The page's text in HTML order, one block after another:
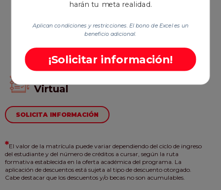
$7.210.600*
*Pregunta por el descuento de pronto
Virtual
SOLICITA INFORMACIÓN
*El valor de la matrícula puede variar dependiendo del ciclo de ingreso
del estudiante y del número de créditos a cursar, según la ruta
formativa establecida en la oferta académica del programa. La
aplicación de descuentos está sujeta al tipo de descuento otorgado.
Cabe destacar que los descuentos y/o becas no son acumulables.
harán tu meta realidad.
Aplican condiciones y restricciones. El bono de Excel es un
beneficio adicional.
¡Solicitar información!